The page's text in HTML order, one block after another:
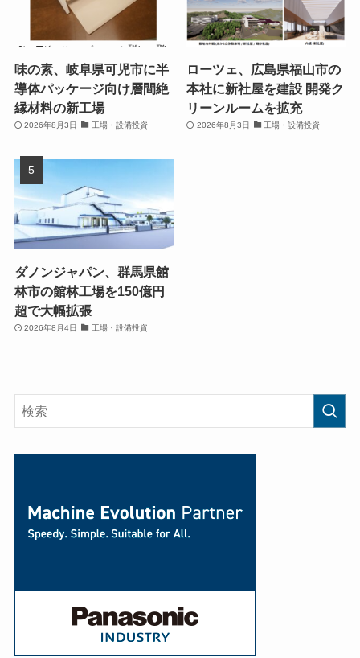
味の素、岐阜県可児市に半
導体パッケージ向け層間絶
縁材料の新工場
2026年8月3日 工場・設備投資
ローツェ、広島県福山市の
本社に新社屋を建設 開発ク
リーンルームを拡充
2026年8月3日 工場・設備投資
ダノンジャパン、群馬県館
林市の館林工場を150億円
超で大幅拡張
2026年8月4日 工場・設備投資